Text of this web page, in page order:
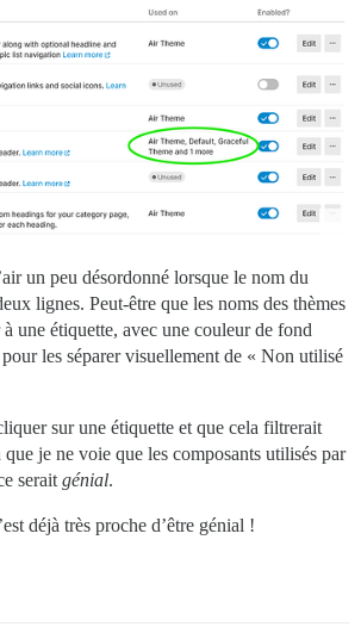
un peu désordonné lorsque le nom du
lignes. Peut-être que les noms des thèmes
une étiquette, avec une couleur de fond
les séparer visuellement de « Non utilisé
sur une étiquette et que cela filtrerait
je ne voie que les composants utilisés par
serait génial.
déjà très proche d’être génial !